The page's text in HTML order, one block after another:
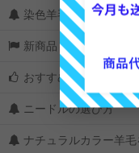
染色羊毛の選び方
新商品＆再入荷
おすすめ
ニードルの選び方
ナチュラルカラー羊毛